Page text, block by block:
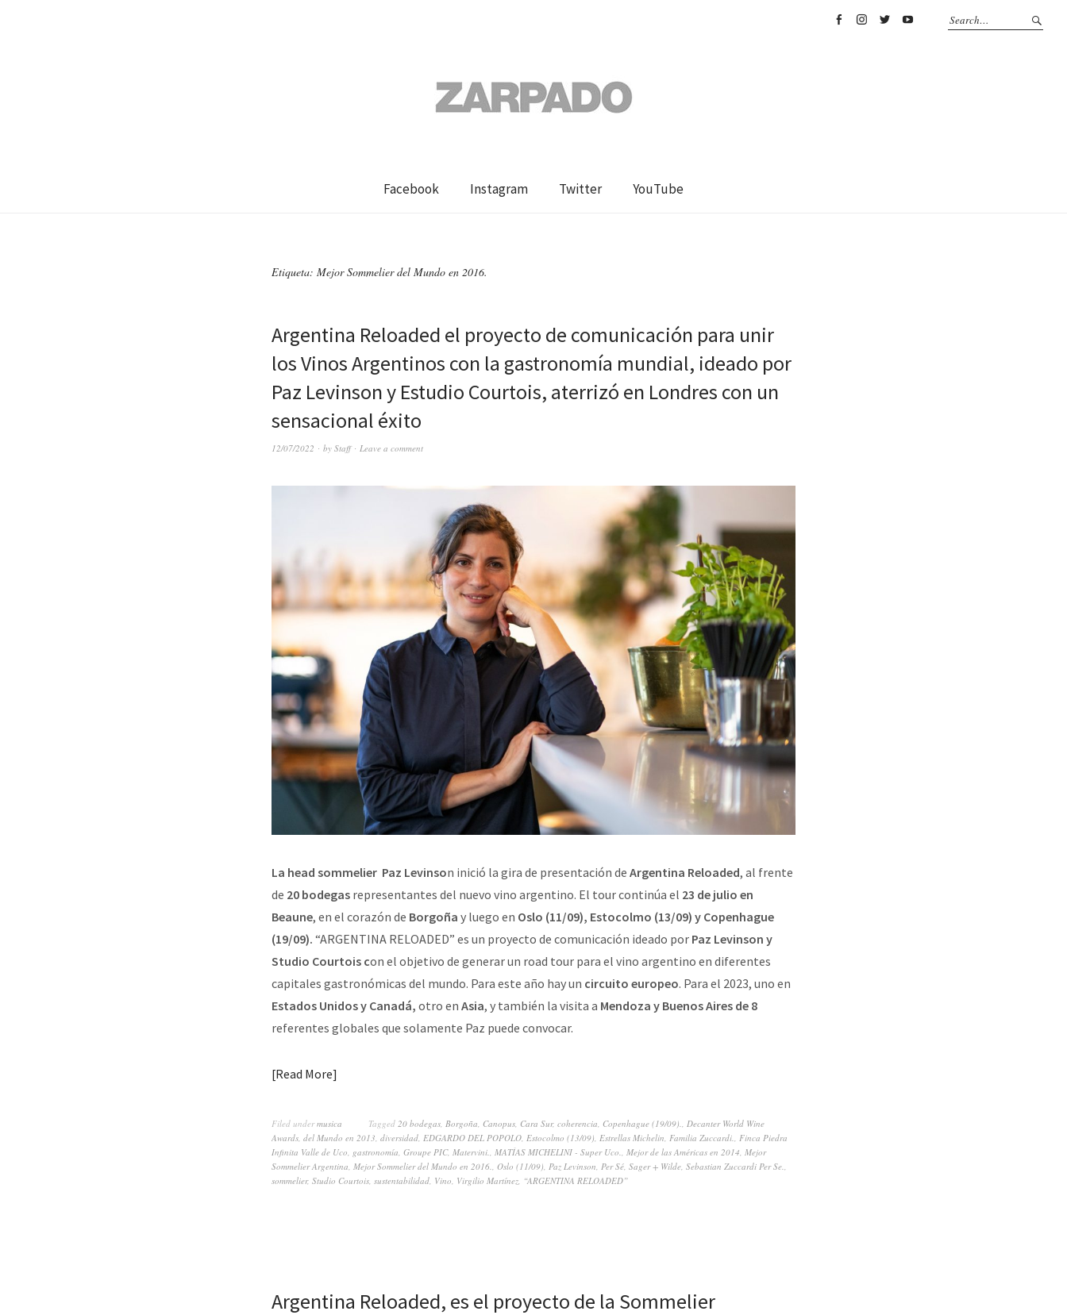
Facebook Instagram Twitter YouTube
Etiqueta: Mejor Sommelier del Mundo en 2016.
Argentina Reloaded el proyecto de comunicación para unir
los Vinos Argentinos con la gastronomía mundial, ideado por
Paz Levinson y Estudio Courtois, aterrizó en Londres con un
sensacional éxito
12/07/2022 by Staff Leave a comment
La head sommelier Paz Levinson inició la gira de presentación de Argentina Reloaded, al frente
de 20 bodegas representantes del nuevo vino argentino. El tour continúa el 23 de julio en
Beaune, en el corazón de Borgoña y luego en Oslo (11/09), Estocolmo (13/09) y Copenhague
(19/09). “ARGENTINA RELOADED” es un proyecto de comunicación ideado por Paz Levinson y
Studio Courtois con el objetivo de generar un road tour para el vino argentino en diferentes
capitales gastronómicas del mundo. Para este año hay un circuito europeo. Para el 2023, uno en
Estados Unidos y Canadá, otro en Asia, y también la visita a Mendoza y Buenos Aires de 8
referentes globales que solamente Paz puede convocar.
Read More
Filed undermusica Tagged 20 bodegas Borgoña Canopus Cara Sur, coherencia Copenhague (19/09).
Decanter World Wine
Awards del Mundo en 2013 diversidad EDGARDO DEL POPOLO Estocolmo (13/09) Estrellas Michelin Familia Zuccardi.
Finca Piedra
Infinita Valle de Uco gastronomía Groupe PIC, Matervini. MATÍAS MICHELINI - Super Uco. Mejor de las Américas en 2014 Mejor
Sommelier Argentina Mejor Sommelier del Mundo en 2016. Oslo (11/09) Paz Levinson Per Sé Sager + Wilde Sebastian Zuccardi Per Se.
sommelier, Studio Courtois sustentabilidad Vino Virgilio Martínez “ARGENTINA RELOADED”
Argentina Reloaded, es el proyecto de la Sommelier